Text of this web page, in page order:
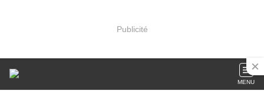
Publicité
MENU